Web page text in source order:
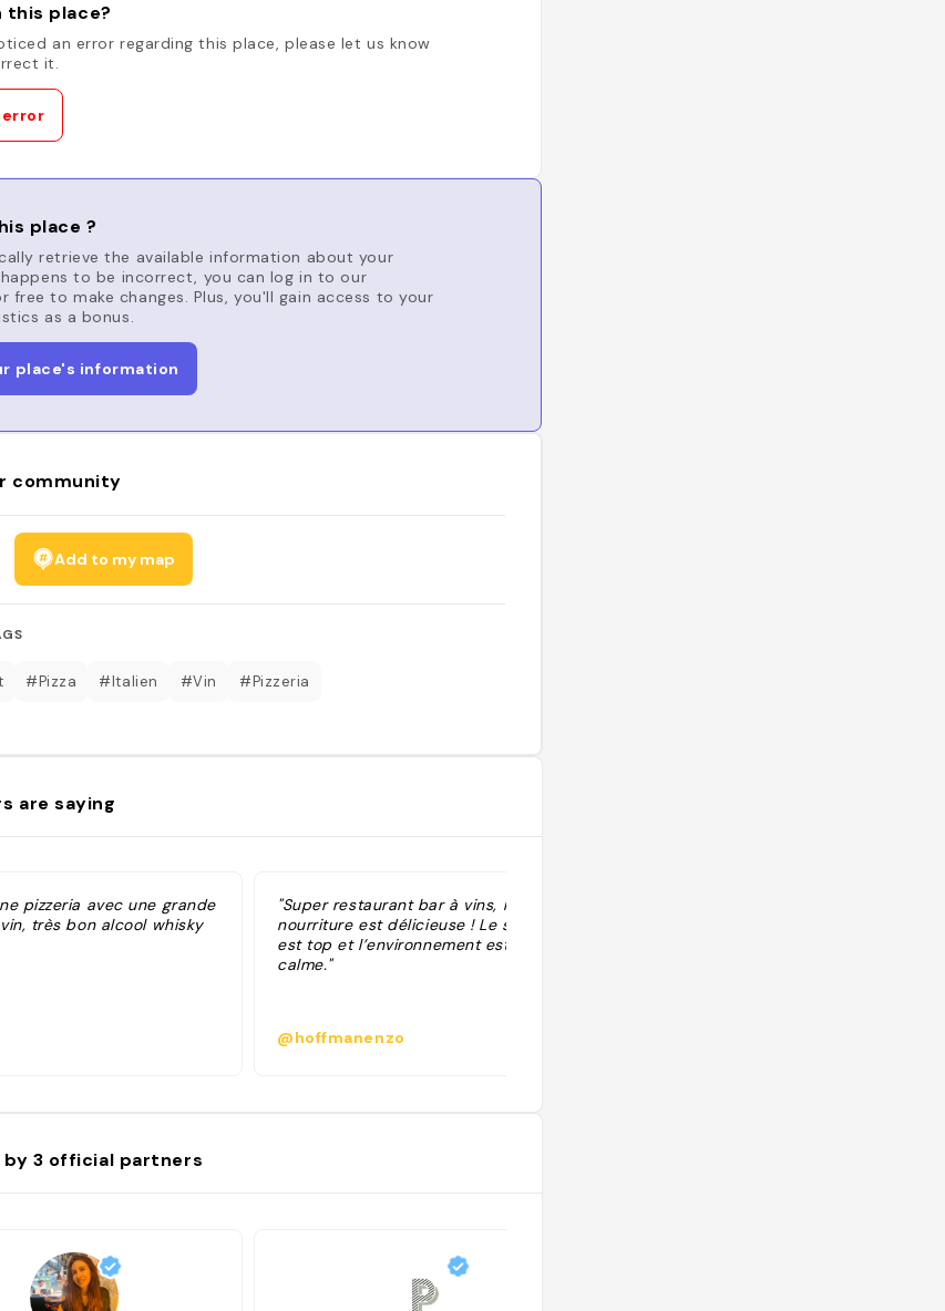
this place?
an error regarding this place, please let us know
it.
error
place ?
retrieve the available information about your
to be incorrect, you can log in to our
free to make changes. Plus, you'll gain access to your
as a bonus.
place's information
community
Add to my map
#Pizza #Italien #Vin #Pizzeria
are saying
pizzeria avec une grande
très bon alcool whisky
"Super restaurant bar à vins, la
nourriture est délicieuse ! Le service
est top et l’environnement est
calme."
@hoffmanenzo
by 3 official partners